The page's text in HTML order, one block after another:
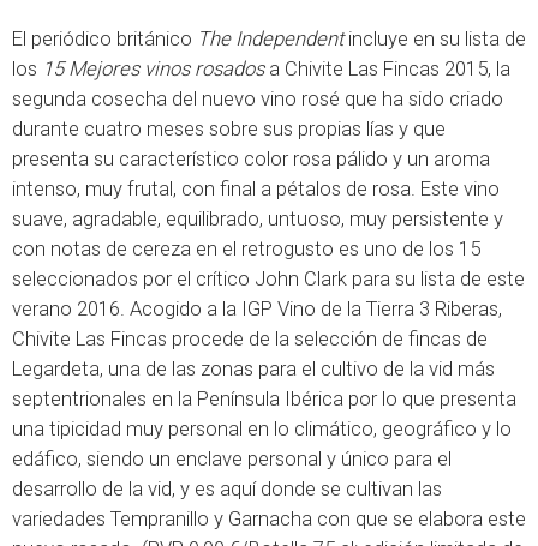
El periódico británico The Independentincluye en su lista de
los 15 Mejores vinos rosadosa Chivite Las Fincas 2015, la
segunda cosecha del nuevo vino rosé que ha sido criado
durante cuatro meses sobre sus propias lías y que
presenta su característico color rosa pálido y un aroma
intenso, muy frutal, con final a pétalos de rosa. Este vino
suave, agradable, equilibrado, untuoso, muy persistente y
con notas de cereza en el retrogusto es uno de los 15
seleccionados por el crítico John Clark para su lista de este
verano 2016. Acogido a la IGP Vino de la Tierra 3 Riberas,
Chivite Las Fincas procede de la selección de fincas de
Legardeta, una de las zonas para el cultivo de la vid más
septentrionales en la Península Ibérica por lo que presenta
una tipicidad muy personal en lo climático, geográfico y lo
edáfico, siendo un enclave personal y único para el
desarrollo de la vid, y es aquí donde se cultivan las
variedades Tempranillo y Garnacha con que se elabora este